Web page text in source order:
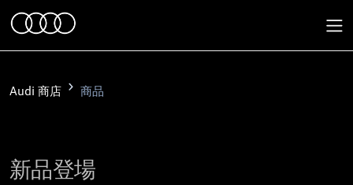
Audi 商店 商品
新品登場